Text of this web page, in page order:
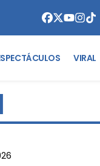
VIRAL